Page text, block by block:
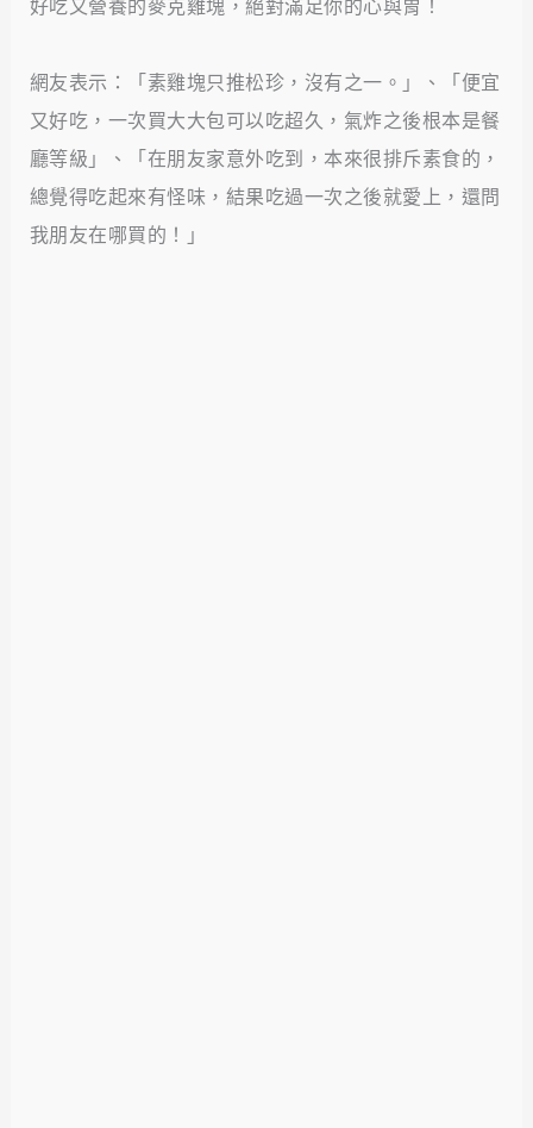
好吃又營養的麥克雞塊，絕對滿足你的心與胃！
網友表示：「素雞塊只推松珍，沒有之一。」、「便宜
又好吃，一次買大大包可以吃超久，氣炸之後根本是餐
廳等級」、「在朋友家意外吃到，本來很排斥素食的，
總覺得吃起來有怪味，結果吃過一次之後就愛上，還問
我朋友在哪買的！」